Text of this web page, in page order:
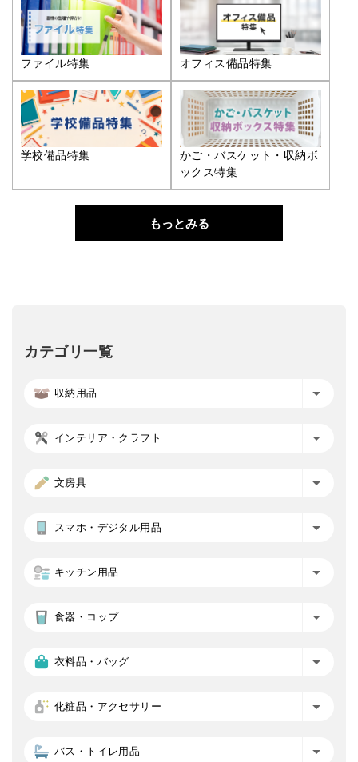
ファイル特集 オフィス備品特集
学校備品特集
かご・バスケット・収納ボ
ックス特集
もっとみる
カテゴリ一覧
収納用品
インテリア・クラフト
文房具
スマホ・デジタル用品
キッチン用品
食器・コップ
衣料品・バッグ
化粧品・アクセサリー
バス・トイレ用品